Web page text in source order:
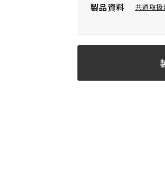
製品資料 共通取